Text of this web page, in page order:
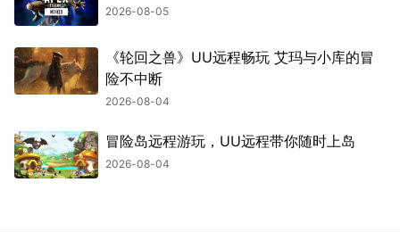
2026-08-05
《轮回之兽》UU远程畅玩 艾玛与小库的冒
险不中断
2026-08-04
冒险岛远程游玩，UU远程带你随时上岛
2026-08-04